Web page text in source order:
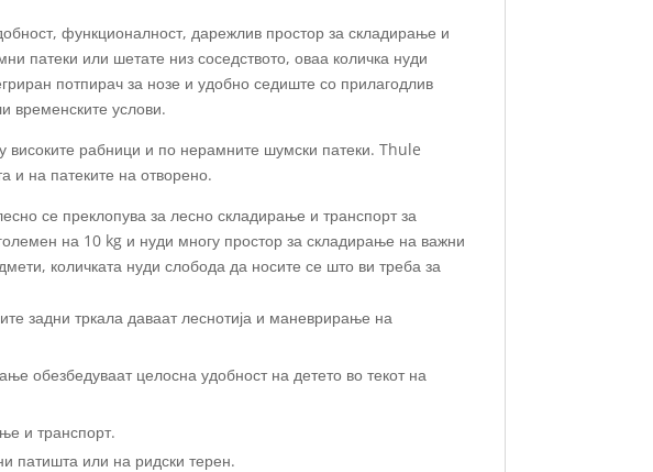
функционалност, дарежлив простор за складирање и
патеки или шетате низ соседството, оваа количка нуди
потпирач за нозе и удобно седиште со прилагодлив
временските услови.
високите рабници и по нерамните шумски патеки. Thule
и на патеките на отворено.
се преклопува за лесно складирање и транспорт за
на 10 kg и нуди многу простор за складирање на важни
количката нуди слобода да носите се што ви треба за
задни тркала даваат леснотија и маневрирање на
обезбедуваат целосна удобност на детето во текот на
и транспорт.
патишта или на ридски терен.